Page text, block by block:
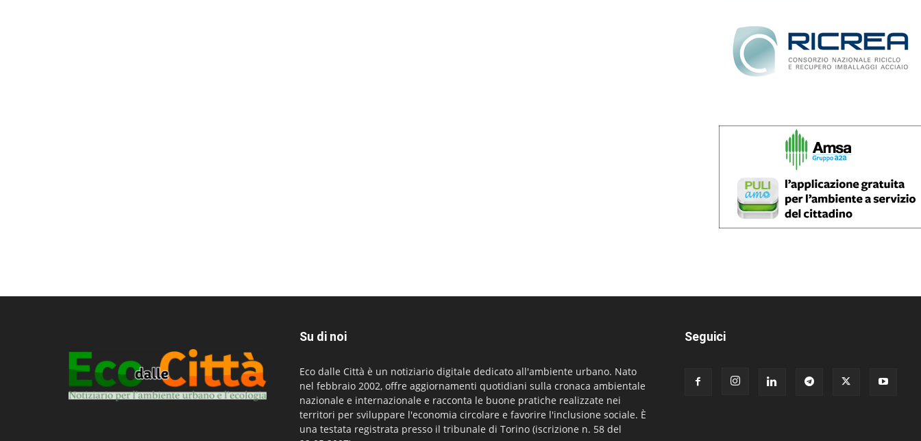
Su di noi
Eco dalle Città è un notiziario digitale dedicato all'ambiente urbano. Nato
nel febbraio 2002, offre aggiornamenti quotidiani sulla cronaca ambientale
nazionale e internazionale e racconta le buone pratiche realizzate nei
territori per sviluppare l'economia circolare e favorire l'inclusione sociale. È
una testata registrata presso il tribunale di Torino (iscrizione n. 58 del
Seguici